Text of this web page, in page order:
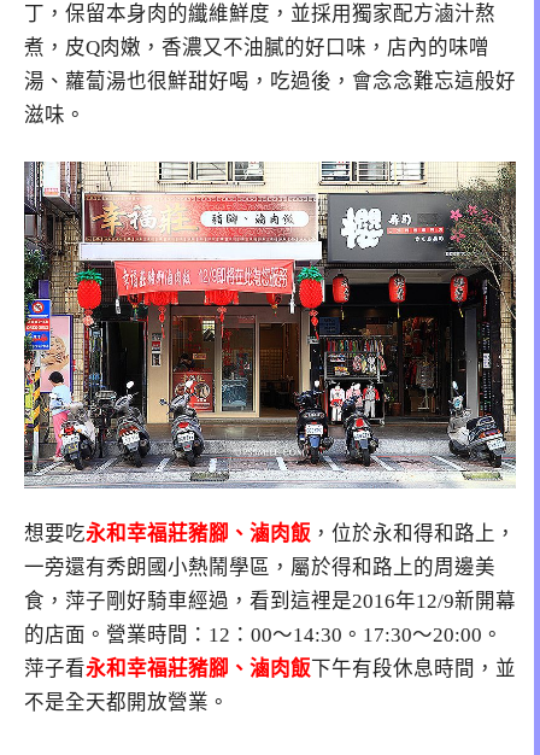
丁，保留本身肉的纖維鮮度，並採用獨家配方滷汁熬
煮，皮Q肉嫩，香濃又不油膩的好口味，店內的味噌
湯、蘿蔔湯也很鮮甜好喝，吃過後，會念念難忘這般好
滋味。
想要吃永和幸福莊豬腳、滷肉飯 ，位於永和得和路上，
一旁還有秀朗國小熱鬧學區，屬於得和路上的周邊美
食，萍子剛好騎車經過，看到這裡是2016年12/9新開幕
的店面。營業時間：12：00～14:30。17:30～20:00。
萍子看永和幸福莊豬腳、滷肉飯 下午有段休息時間，並
不是全天都開放營業。